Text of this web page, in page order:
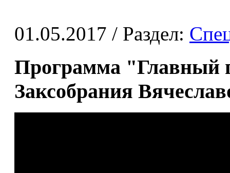
01.05.2017 / Раздел:
Программа "Главный
Заксобрания